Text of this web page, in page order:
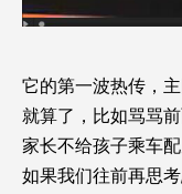
它的第一波热传，
就算了，比如骂骂
家长不给孩子乘车
如果我们往前再思